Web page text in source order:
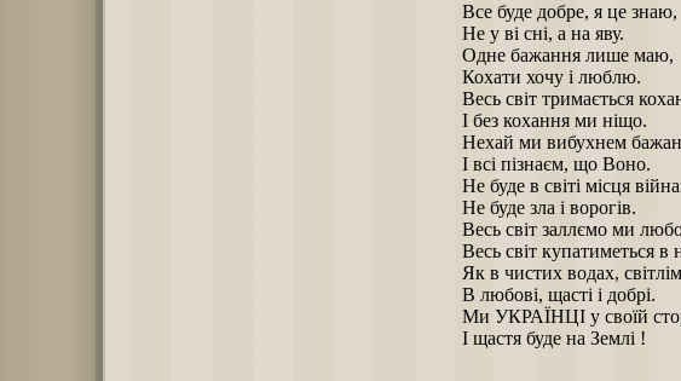
Все буде добре, я це знаю,
Не у ві сні, а на яву.
Одне бажання лише маю,
Кохати хочу і люблю.
Весь світ тримається
І без кохання ми ніщо.
Нехай ми вибухнем
І всі пізнаєм, що Воно.
Не буде в світі місця
Не буде зла і ворогів.
Весь світ заллємо ми
Весь світ купатиметься в
Як в чистих водах,
В любові, щасті і добрі.
Ми УКРАЇНЦІ у своїй
І щастя буде на Землі !